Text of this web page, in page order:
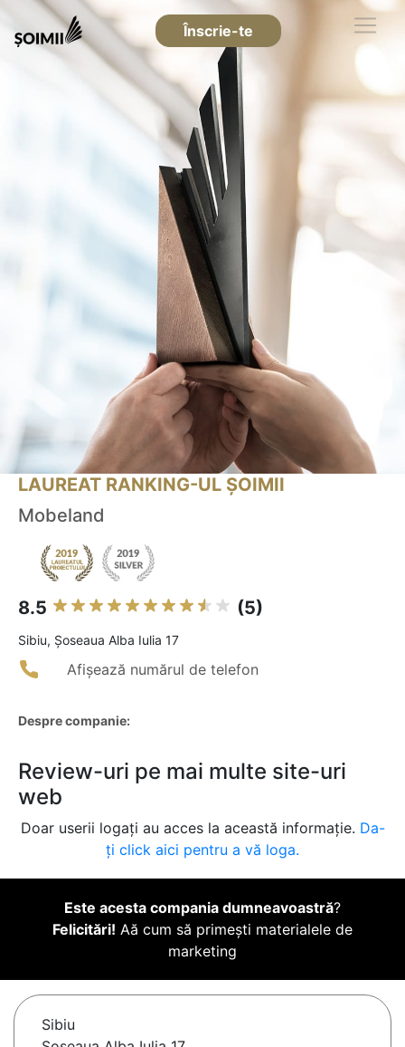
Înscrie-te
LAUREAT RANKING-UL ȘOIMII
Mobeland
8.5 (5)
Sibiu, Șoseaua Alba Iulia 17
Afișează numărul de telefon
Despre companie:
Review-uri pe mai multe site-uri
web
Doar userii logați au acces la această informație. Da-
ți click aici pentru a vă loga.
Este acesta compania dumneavoastră?
Felicitări! Aă cum să primești materialele de
marketing
Sibiu